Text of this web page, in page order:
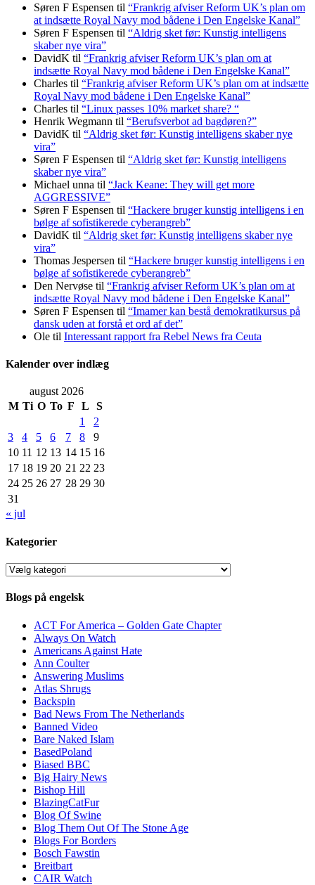
Søren F Espensen til “Frankrig afviser Reform UK’s plan om
at indsætte Royal Navy mod bådene i Den Engelske Kanal”
Søren F Espensen til “Aldrig sket før: Kunstig intelligens
skaber nye vira”
DavidK til “Frankrig afviser Reform UK’s plan om at
indsætte Royal Navy mod bådene i Den Engelske Kanal”
Charles til “Frankrig afviser Reform UK’s plan om at indsætte
Royal Navy mod bådene i Den Engelske Kanal”
Charles til “Linux passes 10% market share? “
Henrik Wegmann til “Berufsverbot ad bagdøren?”
DavidK til “Aldrig sket før: Kunstig intelligens skaber nye
vira”
Søren F Espensen til “Aldrig sket før: Kunstig intelligens
skaber nye vira”
Michael unna til “Jack Keane: They will get more
AGGRESSIVE”
Søren F Espensen til “Hackere bruger kunstig intelligens i en
bølge af sofistikerede cyberangreb”
DavidK til “Aldrig sket før: Kunstig intelligens skaber nye
vira”
Thomas Jespersen til “Hackere bruger kunstig intelligens i en
bølge af sofistikerede cyberangreb”
Den Nervøse til “Frankrig afviser Reform UK’s plan om at
indsætte Royal Navy mod bådene i Den Engelske Kanal”
Søren F Espensen til “Imamer kan bestå demokratikursus på
dansk uden at forstå et ord af det”
Ole til Interessant rapport fra Rebel News fra Ceuta
Kalender over indlæg
august 2026
M Ti O To F L
S
1
2
3
4 5 6 7 8
9
10 11 12 13 14 15 16
17 18 19 20 21 22 23
24 25 26 27 28 29 30
31
« jul
Kategorier
Kategorier
Blogs på engelsk
ACT For America – Golden Gate Chapter
Always On Watch
Americans Against Hate
Ann Coulter
Answering Muslims
Atlas Shrugs
Backspin
Bad News From The Netherlands
Banned Video
Bare Naked Islam
BasedPoland
Biased BBC
Big Hairy News
Bishop Hill
BlazingCatFur
Blog Of Swine
Blog Them Out Of The Stone Age
Blogs For Borders
Bosch Fawstin
Breitbart
CAIR Watch